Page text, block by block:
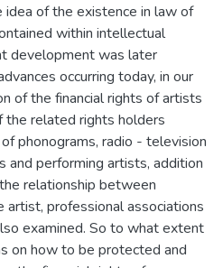
of the existence in law of
within intellectual
development was later
occurring today, in our
of the financial rights of artists
the related rights holders
phonograms, radio - television
and performing artists, addition
relationship between
artist, professional associations
examined. So to what extent
on how to be protected and